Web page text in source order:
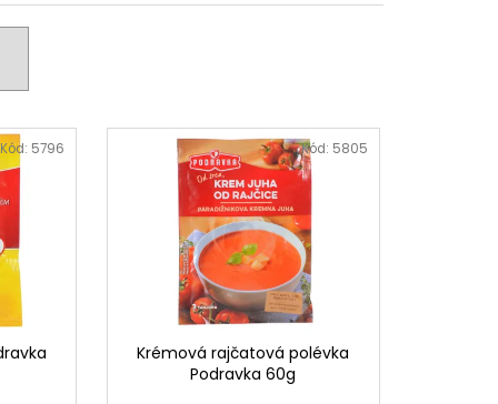
Kód: 5796
Krémová rajčatová polévka
Podravka 60g
Kód: 5805
CLASSIC